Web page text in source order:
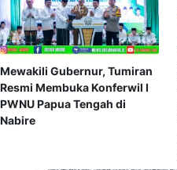
Mewakili Gubernur, Tumiran
Resmi Membuka Konferwil I
PWNU Papua Tengah di
Nabire